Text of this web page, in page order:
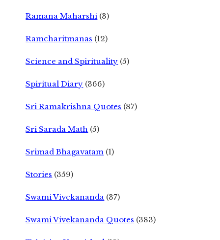
Ramana Maharshi (3)
Ramcharitmanas (12)
Science and Spirituality (5)
Spiritual Diary (366)
Sri Ramakrishna Quotes (87)
Sri Sarada Math (5)
Srimad Bhagavatam (1)
Stories (359)
Swami Vivekananda (37)
Swami Vivekananda Quotes (383)